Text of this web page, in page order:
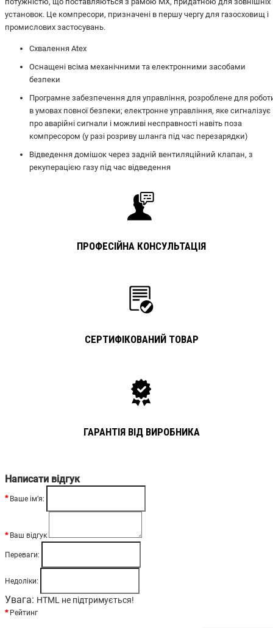
установок. Це компресори, призначені в першу чергу для газосховищ і
промислових застосувань.
Схвалення Atex
Оснащені всіма механічними та електронними засобами
безпеки
Програмне забезпечення для управління, розроблене для
в умовах повної безпеки; електронне управління, яке сигналізує
про аварійні сигнали і можливі несправності навіть поза
компресором (у разі розриву шланга під час перезарядки)
Відведення домішок через задній вентиляційний клапан, з
рекуперацією газу під час відведення
ПРОФЕСІЙНА КОНСУЛЬТАЦІЯ
СЕРТИФІКОВАНИЙ ТОВАР
ГАРАНТІЯ ВІД ВИРОБНИКА
Написати відгук
Ваше ім’я:
Ваш відгук
Переваги:
Недоліки:
Увага: HTML не підтримується!
Рейтинг